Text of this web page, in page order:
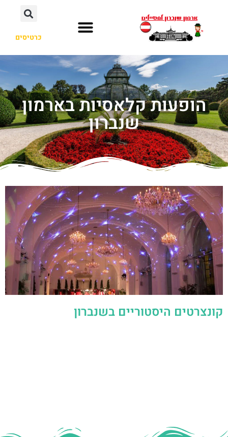
כרטיסים
הופעות קלאסיות בארמון
שנברון
קונצרטים היסטוריים בשנברון